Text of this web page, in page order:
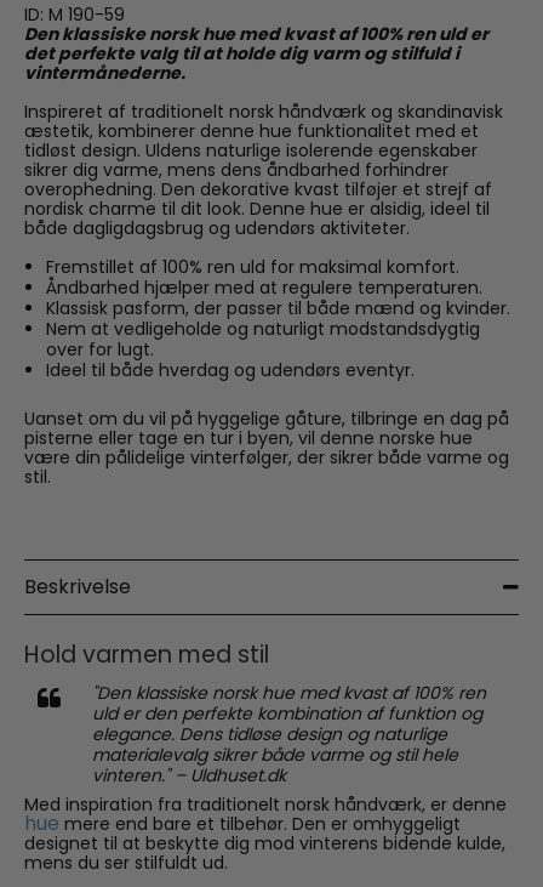
ID: M 190-59
Den klassiske norsk hue med kvast af 100% ren uld er
det perfekte valg til at holde dig varm og stilfuld i
vintermånederne.
Inspireret af traditionelt norsk håndværk og skandinavisk
æstetik, kombinerer denne hue funktionalitet med et
tidløst design. Uldens naturlige isolerende egenskaber
sikrer dig varme, mens dens åndbarhed forhindrer
overophedning. Den dekorative kvast tilføjer et strejf af
nordisk charme til dit look. Denne hue er alsidig, ideel til
både dagligdagsbrug og udendørs aktiviteter.
Fremstillet af 100% ren uld for maksimal komfort.
Åndbarhed hjælper med at regulere temperaturen.
Klassisk pasform, der passer til både mænd og kvinder.
Nem at vedligeholde og naturligt modstandsdygtig
over for lugt.
Ideel til både hverdag og udendørs eventyr.
Uanset om du vil på hyggelige gåture, tilbringe en dag på
pisterne eller tage en tur i byen, vil denne norske hue
være din pålidelige vinterfølger, der sikrer både varme og
stil.
Beskrivelse
Hold varmen med stil
"Den klassiske norsk hue med kvast af 100% ren
uld er den perfekte kombination af funktion og
elegance. Dens tidløse design og naturlige
materialevalg sikrer både varme og stil hele
vinteren." – Uldhuset.dk
Med inspiration fra traditionelt norsk håndværk, er denne
hue mere end bare et tilbehør. Den er omhyggeligt
designet til at beskytte dig mod vinterens bidende kulde,
mens du ser stilfuldt ud.